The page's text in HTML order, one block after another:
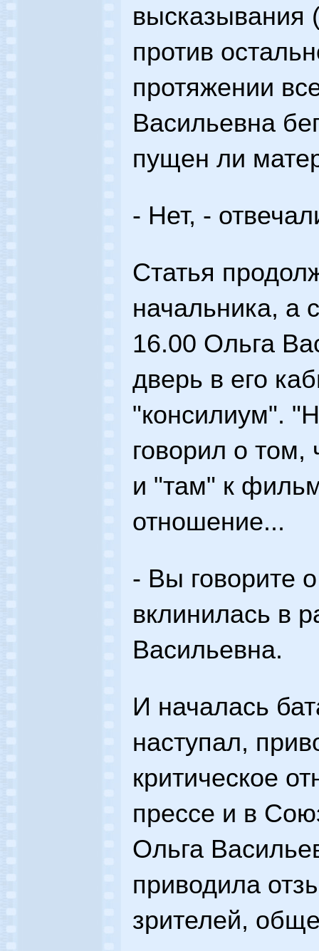
высказывания
против
протяжении
Васильевна
пущен ли
- Нет, -
Статья
начальника, а
16.00 Ольга
дверь в его
"консилиум".
говорил о
и "там" к
отношение...
- Вы говорите
вклинилась в
Васильевна.
И началась
наступал,
критическое
прессе и в
Ольга
приводила
зрителей,